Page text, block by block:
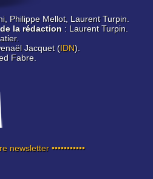
Philippe Mellot, Laurent Turpin.
la rédaction : Laurent Turpin.
Jacquet (IDN).
Fabre.
newsletter •••••••••••